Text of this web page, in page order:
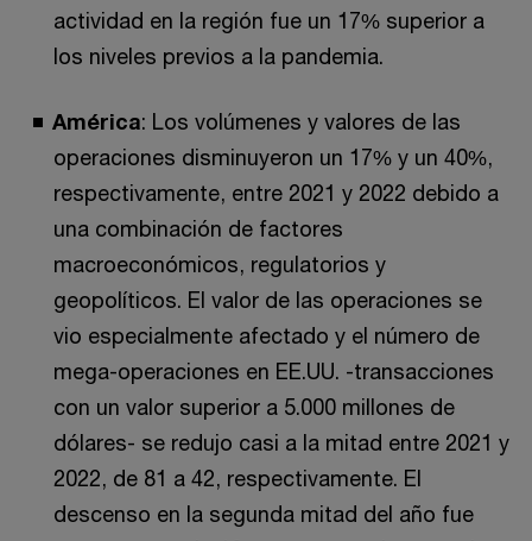
actividad en la región fue un 17% superior a
los niveles previos a la pandemia.
América: Los volúmenes y valores de las
operaciones disminuyeron un 17% y un 40%,
respectivamente, entre 2021 y 2022 debido a
una combinación de factores
macroeconómicos, regulatorios y
geopolíticos. El valor de las operaciones se
vio especialmente afectado y el número de
mega-operaciones en EE.UU. -transacciones
con un valor superior a 5.000 millones de
dólares- se redujo casi a la mitad entre 2021 y
2022, de 81 a 42, respectivamente. El
descenso en la segunda mitad del año fue